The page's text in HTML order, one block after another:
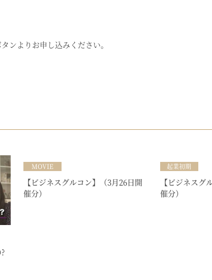
ンよりお申し込みください。
MOVIE
【ビジネスグルコン】（3月26日開
催分）
起業初期
【ビジネスグ
催分）